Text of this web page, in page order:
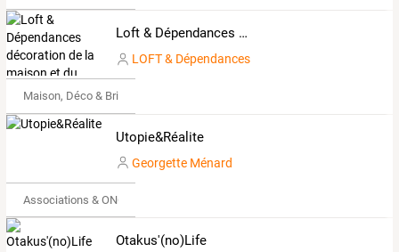
Loft & Dépendances décoration de la maison et du jardin
LOFT & Dépendances
Maison, Déco & Bricolage
Utopie&Réalite
Georgette Ménard
Associations & ONG
Otakus'(no)Life